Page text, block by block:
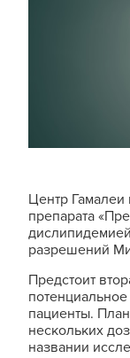
Центр Гамалеи
препарата
разрешений
Предстоит
пациенты.
нескольких
названии